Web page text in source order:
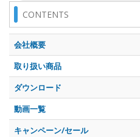
CONTENTS
会社概要
取り扱い商品
ダウンロード
動画一覧
キャンペーン/セール